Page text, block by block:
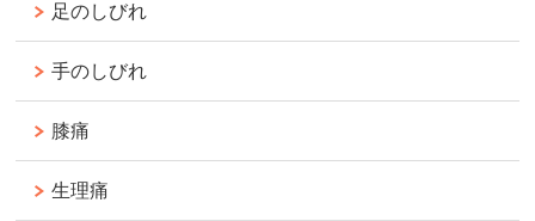
足のしびれ
手のしびれ
膝痛
生理痛